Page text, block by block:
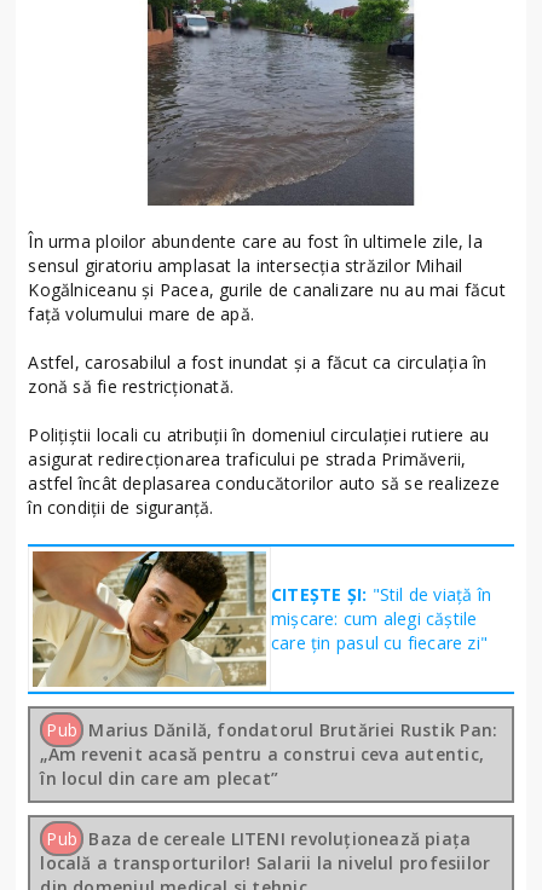
În urma ploilor abundente care au fost în ultimele zile, la
sensul giratoriu amplasat la intersecția străzilor Mihail
Kogălniceanu și Pacea, gurile de canalizare nu au mai făcut
față volumului mare de apă.
Astfel, carosabilul a fost inundat și a făcut ca circulația în
zonă să fie restricționată.
Polițiștii locali cu atribuții în domeniul circulației rutiere au
asigurat redirecționarea traficului pe strada Primăverii,
astfel încât deplasarea conducătorilor auto să se realizeze
în condiții de siguranță.
CITEȘTE ȘI: "Stil de viață în
mișcare: cum alegi căștile
care țin pasul cu fiecare zi"
Pub Marius Dănilă, fondatorul Brutăriei Rustik Pan:
„Am revenit acasă pentru a construi ceva autentic,
în locul din care am plecat”
Pub Baza de cereale LITENI revoluționează piața
locală a transporturilor! Salarii la nivelul profesiilor